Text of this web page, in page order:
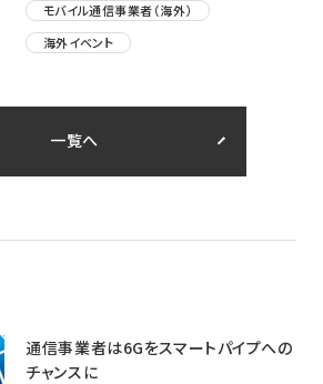
モバイル通信事業者（海外）
海外イベント
一覧へ
通信事業者は6Gをスマートパイプへの
チャンスに